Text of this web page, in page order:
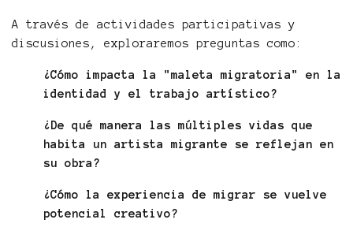
A través de actividades participativas y
discusiones, exploraremos preguntas como:
¿Cómo impacta la "maleta migratoria" en la
identidad y el trabajo artístico?
¿De qué manera las múltiples vidas que
habita un artista migrante se reflejan en
su obra?
¿Cómo la experiencia de migrar se vuelve
potencial creativo?